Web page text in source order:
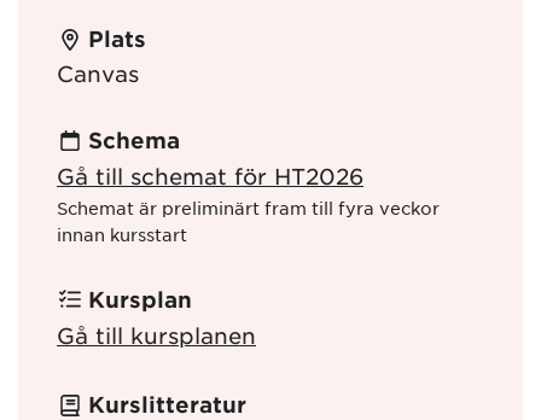
Plats
Canvas
Schema
Gå till schemat för HT2026
Schemat är preliminärt fram till fyra veckor
innan kursstart
Kursplan
Gå till kursplanen
Kurslitteratur